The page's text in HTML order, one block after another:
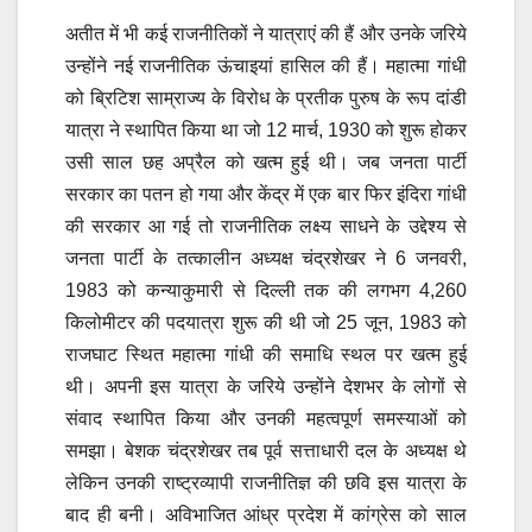
अतीत में भी कई राजनीतिकों ने यात्राएं की हैं और उनके जरिये
उन्होंने नई राजनीतिक ऊंचाइयां हासिल की हैं। महात्मा गांधी
को ब्रिटिश साम्राज्य के विरोध के प्रतीक पुरुष के रूप दांडी
यात्रा ने स्थापित किया था जो 12 मार्च, 1930 को शुरू होकर
उसी साल छह अप्रैल को खत्म हुई थी। जब जनता पार्टी
सरकार का पतन हो गया और केंद्र में एक बार फिर इंदिरा गांधी
की सरकार आ गई तो राजनीतिक लक्ष्य साधने के उद्देश्य से
जनता पार्टी के तत्कालीन अध्यक्ष चंद्रशेखर ने 6 जनवरी,
1983 को कन्याकुमारी से दिल्ली तक की लगभग 4,260
किलोमीटर की पदयात्रा शुरू की थी जो 25 जून, 1983 को
राजघाट स्थित महात्मा गांधी की समाधि स्थल पर खत्म हुई
थी। अपनी इस यात्रा के जरिये उन्होंने देशभर के लोगों से
संवाद स्थापित किया और उनकी महत्वपूर्ण समस्याओं को
समझा। बेशक चंद्रशेखर तब पूर्व सत्ताधारी दल के अध्यक्ष थे
लेकिन उनकी राष्ट्रव्यापी राजनीतिज्ञ की छवि इस यात्रा के
बाद ही बनी। अविभाजित आंध्र प्रदेश में कांग्रेस को साल